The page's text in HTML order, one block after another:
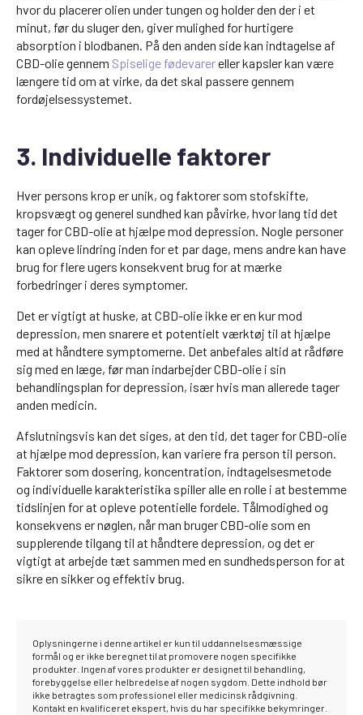
hvor du placerer olien under tungen og holder den der i et
minut, før du sluger den, giver mulighed for hurtigere
absorption i blodbanen. På den anden side kan indtagelse af
CBD-olie gennem Spiselige fødevarereller kapsler kan være
længere tid om at virke, da det skal passere gennem
fordøjelsessystemet.
3. Individuelle faktorer
Hver persons krop er unik, og faktorer som stofskifte,
kropsvægt og generel sundhed kan påvirke, hvor lang tid det
tager for CBD-olie at hjælpe mod depression. Nogle personer
kan opleve lindring inden for et par dage, mens andre kan have
brug for flere ugers konsekvent brug for at mærke
forbedringer i deres symptomer.
Det er vigtigt at huske, at CBD-olie ikke er en kur mod
depression, men snarere et potentielt værktøj til at hjælpe
med at håndtere symptomerne. Det anbefales altid at rådføre
sig med en læge, før man indarbejder CBD-olie i sin
behandlingsplan for depression, især hvis man allerede tager
anden medicin.
Afslutningsvis kan det siges, at den tid, det tager for CBD-olie
at hjælpe mod depression, kan variere fra person til person.
Faktorer som dosering, koncentration, indtagelsesmetode
og individuelle karakteristika spiller alle en rolle i at bestemme
tidslinjen for at opleve potentielle fordele. Tålmodighed og
konsekvens er nøglen, når man bruger CBD-olie som en
supplerende tilgang til at håndtere depression, og det er
vigtigt at arbejde tæt sammen med en sundhedsperson for at
sikre en sikker og effektiv brug.
Oplysningerne i denne artikel er kun til uddannelsesmæssige
formål og er ikke beregnet til at promovere nogen specifikke
produkter. Ingen af vores produkter er designet til behandling,
forebyggelse eller helbredelse af nogen sygdom. Dette indhold bør
ikke betragtes som professionel eller medicinsk rådgivning.
Kontakt en kvalificeret ekspert, hvis du har specifikke bekymringer.